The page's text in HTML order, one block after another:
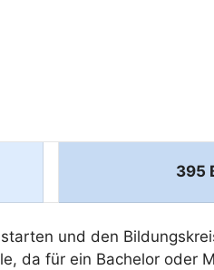
395
und den
da für ein Bachelor oder